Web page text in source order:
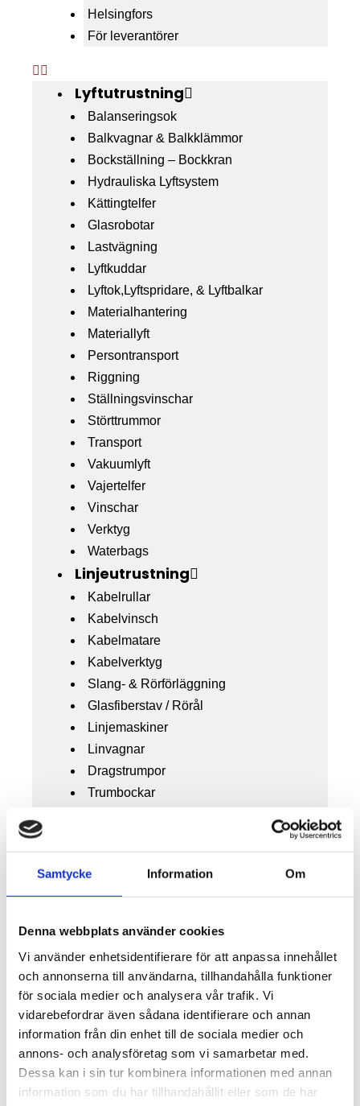
Samtycke Information Om
Denna webbplats använder cookies
Vi använder enhetsidentifierare för att anpassa innehållet
och annonserna till användarna, tillhandahålla funktioner
för sociala medier och analysera vår trafik. Vi
vidarebefordrar även sådana identifierare och annan
information från din enhet till de sociala medier och
annons- och analysföretag som vi samarbetar med.
Dessa kan i sin tur kombinera informationen med annan
information som du har tillhandahållit eller som de har
Helsingfors
För leverantörer
Lyftutrustning
Balanseringsok
Balkvagnar & Balkklämmor
Bockställning – Bockkran
Hydrauliska Lyftsystem
Kättingtelfer
Glasrobotar
Lastvägning
Lyftkuddar
Lyftok,Lyftspridare, & Lyftbalkar
Materialhantering
Materiallyft
Persontransport
Riggning
Ställningsvinschar
Störttrummor
Transport
Vakuumlyft
Vajertelfer
Vinschar
Verktyg
Waterbags
Linjeutrustning
Kabelrullar
Kabelvinsch
Kabelmatare
Kabelverktyg
Slang- & Rörförläggning
Glasfiberstav / Rörål
Linjemaskiner
Linvagnar
Dragstrumpor
Trumbockar
Utbildning
EBR Kabelförläggning och EBR ESA
Om oss
Mässa
Aktuellt
Hyresvillkor
Försäkring
Skade/förlustanmälan
Hyresförsäkring
Kvalitet och Miljöpolicy